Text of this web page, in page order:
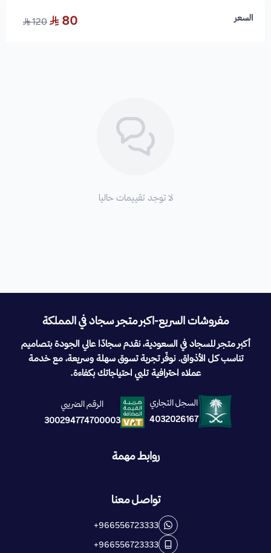
السعر 80
120
لا توجد تقييمات حاليا
مفروشات السريع-اكبر متجر سجاد في المملكة
أكبر متجر للسجاد في السعودية، نقدم سجادًا عالي الجودة بتصاميم
تناسب كل الأذواق. نوفّر تجربة تسوق سهلة وسريعة، مع خدمة
عملاء احترافية تلبي احتياجاتك بكفاءة.
السجل التجاري
4032026167
الرقم الضريبي
300294774700003
روابط مهمة
تواصل معنا
+966556723333
+966556723333